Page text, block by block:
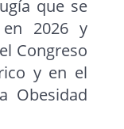
que se
2026 y
Congreso
y en el
Obesidad